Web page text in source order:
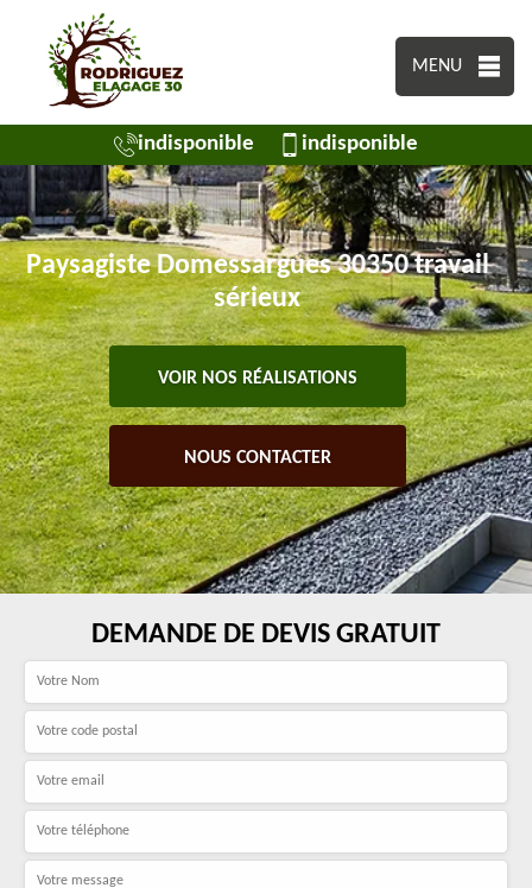
MENU
indisponible indisponible
Paysagiste Domessargues 30350 travail
sérieux
VOIR NOS RÉALISATIONS
NOUS CONTACTER
DEMANDE DE DEVIS GRATUIT